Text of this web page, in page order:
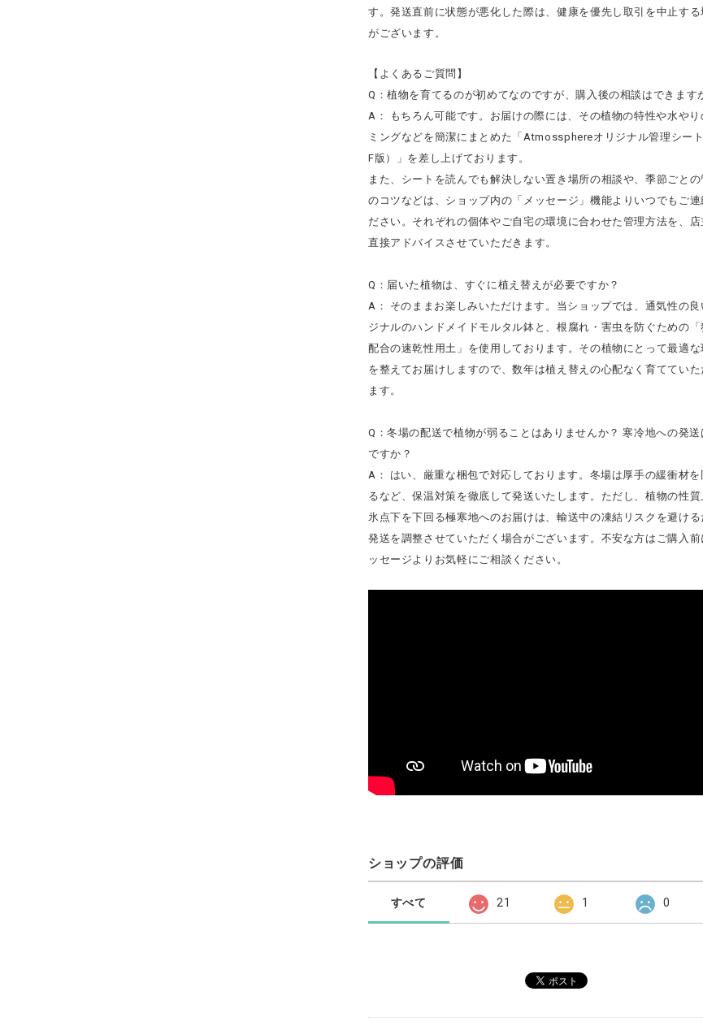
す。発送直前に状態が悪化した際は、健康を優先し取引を中止す
がございます。
【よくあるご質問】
Q：植物を育てるのが初めてなのですが、購入後の相談はできます
A： もちろん可能です。お届けの際には、その植物の特性や水や
ミングなどを簡潔にまとめた「Atmossphereオリジナル管理シー
F版）」を差し上げております。
また、シートを読んでも解決しない置き場所の相談や、季節ごと
のコツなどは、ショップ内の「メッセージ」機能よりいつでもご
ださい。それぞれの個体やご自宅の環境に合わせた管理方法を、
直接アドバイスさせていただきます。
Q：届いた植物は、すぐに植え替えが必要ですか？
A： そのままお楽しみいただけます。当ショップでは、通気性の
ジナルのハンドメイドモルタル鉢と、根腐れ・害虫を防ぐための
配合の速乾性用土」を使用しております。その植物にとって最適
を整えてお届けしますので、数年は植え替えの心配なく育ててい
ます。
Q：冬場の配送で植物が弱ることはありませんか？ 寒冷地への発
ですか？
A： はい、厳重な梱包で対応しております。冬場は厚手の緩衝材
るなど、保温対策を徹底して発送いたします。ただし、植物の性
氷点下を下回る極寒地へのお届けは、輸送中の凍結リスクを避け
発送を調整させていただく場合がございます。不安な方はご購入
ッセージよりお気軽にご相談ください。
ショップの評価
すべて 21 1 0